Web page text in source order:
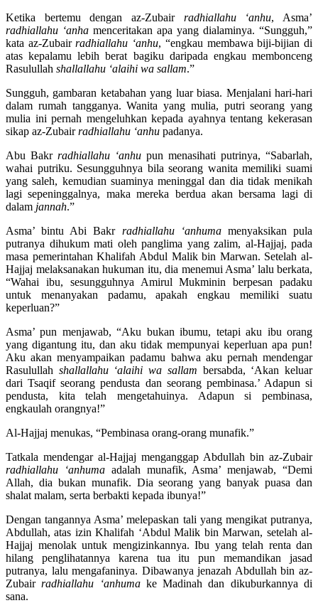
Ketika bertemu dengan az-Zubair radhiallahu ‘anhu, Asma’
radhiallahu ‘anha menceritakan apa yang dialaminya. “Sungguh,”
kata az-Zubairradhiallahu ‘anhu, “engkau membawa biji-bijian di
atas kepalamu lebih berat bagiku daripada engkau membonceng
Rasulullah shallallahu ‘alaihi wa sallam.”
Sungguh, gambaran ketabahan yang luar biasa. Menjalani hari-hari
dalam rumah tangganya. Wanita yang mulia, putri seorang yang
mulia ini pernah mengeluhkan kepada ayahnya tentang kekerasan
sikap az-Zubairradhiallahu ‘anhu padanya.
Abu Bakr radhiallahu ‘anhu pun menasihati putrinya, “Sabarlah,
wahai putriku. Sesungguhnya bila seorang wanita memiliki suami
yang saleh, kemudian suaminya meninggal dan dia tidak menikah
lagi sepeninggalnya, maka mereka berdua akan bersama lagi di
dalam jannah.”
Asma’ bintu Abi Bakr radhiallahu ‘anhumamenyaksikan pula
putranya dihukum mati oleh panglima yang zalim, al-Hajjaj, pada
masa pemerintahan Khalifah Abdul Malik bin Marwan. Setelah al-
Hajjaj melaksanakan hukuman itu, dia menemui Asma’ lalu berkata,
“Wahai ibu, sesungguhnya Amirul Mukminin berpesan padaku
untuk menanyakan padamu, apakah engkau memiliki suatu
keperluan?”
Asma’ pun menjawab, “Aku bukan ibumu, tetapi aku ibu orang
yang digantung itu, dan aku tidak mempunyai keperluan apa pun!
Aku akan menyampaikan padamu bahwa aku pernah mendengar
Rasulullah shallallahu ‘alaihi wa sallam bersabda, ‘Akan keluar
dari Tsaqif seorang pendusta dan seorang pembinasa.’ Adapun si
pendusta, kita telah mengetahuinya. Adapun si pembinasa,
engkaulah orangnya!”
Al-Hajjaj menukas, “Pembinasa orang-orang munafik.”
Tatkala mendengar al-Hajjaj menganggap Abdullah bin az-Zubair
radhiallahu ‘anhumaadalah munafik, Asma’ menjawab, “Demi
Allah, dia bukan munafik. Dia seorang yang banyak puasa dan
shalat malam, serta berbakti kepada ibunya!”
Dengan tangannya Asma’ melepaskan tali yang mengikat putranya,
Abdullah, atas izin Khalifah ‘Abdul Malik bin Marwan, setelah al-
Hajjaj menolak untuk mengizinkannya. Ibu yang telah renta dan
hilang penglihatannya karena tua itu pun memandikan jasad
putranya, lalu mengafaninya. Dibawanya jenazah Abdullah bin az-
Zubairradhiallahu ‘anhumake Madinah dan dikuburkannya di
sana.